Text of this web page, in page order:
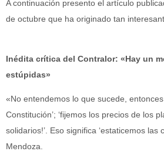
A continuación presento el artículo
de octubre que ha originado tan
Inédita crítica del Contralor: «Hay un
estúpidas»
«No entendemos lo que sucede, entonces
Constitución’; ‘fijemos los precios de los
solidarios!’. Eso significa ‘estaticemos las
Mendoza.